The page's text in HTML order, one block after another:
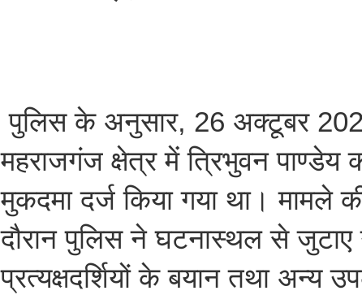
पुलिस के अनुसार, 26 अक्टूबर
महराजगंज क्षेत्र में त्रिभुवन पाण्डेय
मुकदमा दर्ज किया गया था। मामले
दौरान पुलिस ने घटनास्थल से जुटाए
प्रत्यक्षदर्शियों के बयान तथा अन्य